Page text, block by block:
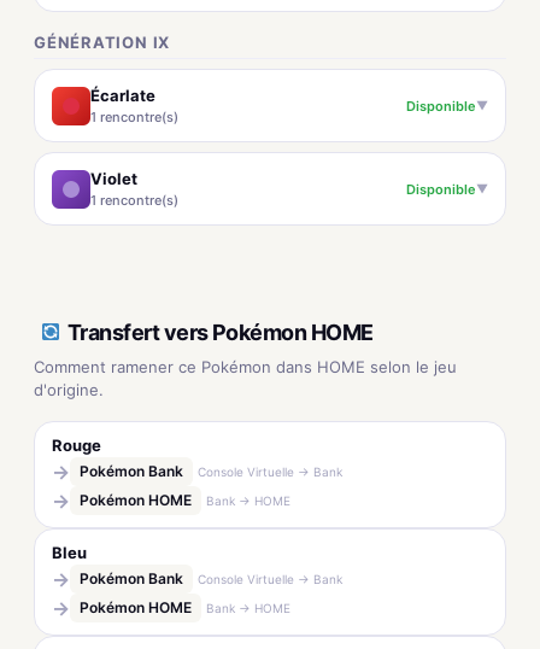
GÉNÉRATION IX
Écarlate
1 rencontre(s)
Disponible▼
Violet
1 rencontre(s)
Disponible▼
Transfert vers Pokémon HOME
Comment ramener ce Pokémon dans HOME selon le jeu
d'origine.
Rouge
→ Pokémon Bank Console Virtuelle → Bank
→ Pokémon HOME Bank → HOME
Bleu
→ Pokémon Bank Console Virtuelle → Bank
→ Pokémon HOME Bank → HOME